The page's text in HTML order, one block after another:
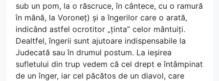
sub un pom, la o răscruce, în cântece, cu o ramură
în mână, la Voroneț) și a îngerilor care o arată,
indicând astfel ocrotitor „ținta” celor mântuiți.
Dealtfel, îngerii sunt ajutoare indispensabile la
Judecată sau în drumul postum. La ieșirea
sufletului din trup vedem că cel drept e întâmpinat
de un înger, iar cel păcătos de un diavol, care